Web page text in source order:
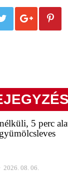
5 perc
2026. 08. 06.